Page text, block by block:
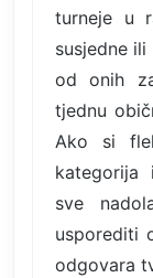
turneje u
susjedne
od onih
tjednu
Ako si
kategorija
sve
usporediti
odgovara